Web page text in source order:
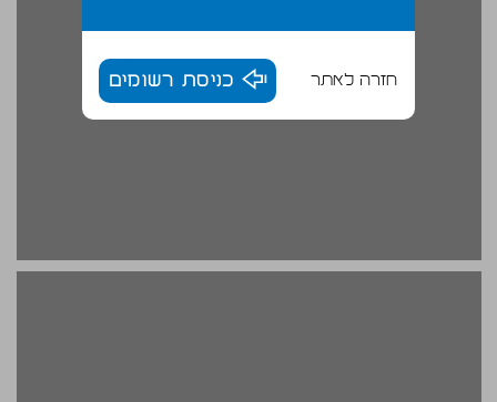
חזרה לאתר כניסת רשומים